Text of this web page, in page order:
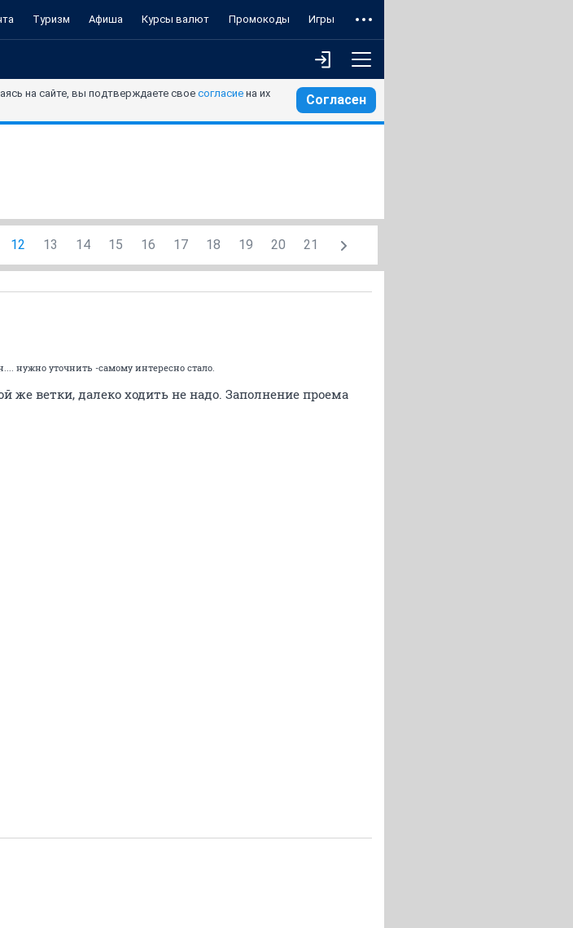
Туризм Афиша Курсы валют Промокоды Игры
на сайте, вы подтверждаете своесогласие на их
Согласен
12 13 14 15 16 17 18 19 20 21
нужно уточнить -самому интересно стало.
же ветки, далеко ходить не надо. Заполнение проема